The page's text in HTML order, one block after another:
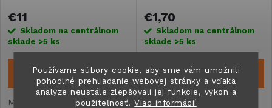
Používame súbory cookie, aby sme vám umožnili
pohodlné prehliadanie webovej stránky a vďaka
analýze neustále zlepšovali jej funkcie, výkon a
použiteľnosť.Viac informácií
€11
Skladom na centrálnom
sklade >5 ks
DO KOŠÍKA
Malý a ľahkýUľahčuje
€1,70
Skladom na centrálnom
sklade >5 ks
DO KOŠÍKA
Napínacia guma s oceľovým